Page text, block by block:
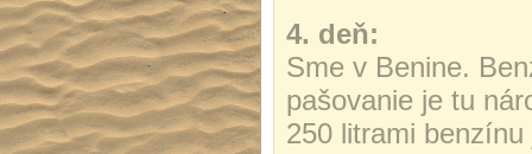
4. deň:
Sme v Benine.
pašovanie je tu
250 litrami